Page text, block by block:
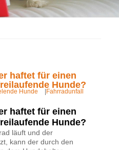
haftet für einen
Hunde?
Hunde |Fahrradunfall
haftet für einen
Hunde?
läuft und der
kann der durch den